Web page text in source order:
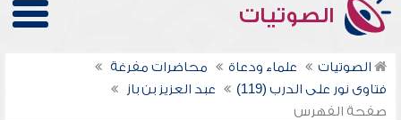
الصوتيات
الصوتيات علماء ودعاة
محاضرات مفرغة
فتاوى نور على الدرب (119)
عبد العزيز بن باز
صفحة الفهرس